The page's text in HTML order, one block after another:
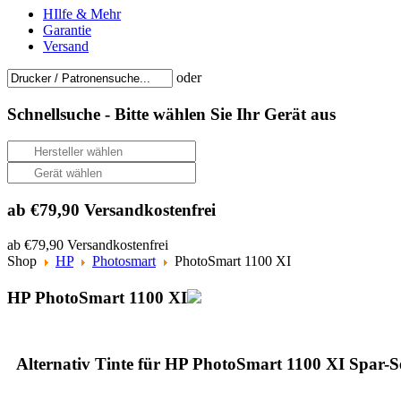
HIlfe & Mehr
Garantie
Versand
oder
Schnellsuche - Bitte wählen Sie Ihr Gerät aus
ab €79,90 Versandkostenfrei
ab €79,90 Versandkostenfrei
Shop
HP Photosmart PhotoSmart 1100 XI
HP PhotoSmart 1100 XI
Alternativ Tinte für HP PhotoSmart 1100 XI Spar-